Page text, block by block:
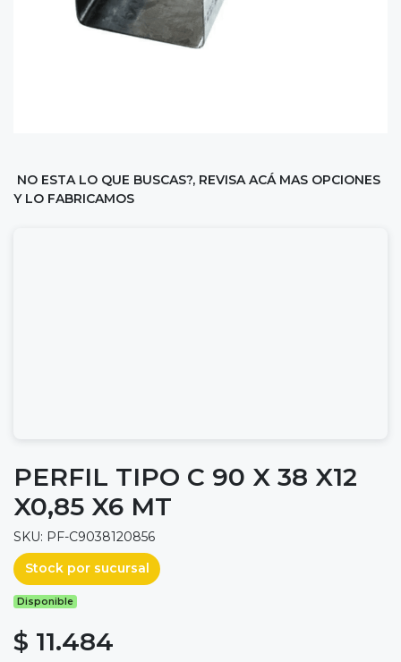
NO ESTA LO QUE BUSCAS?, REVISA ACÁ MAS OPCIONES
Y LO FABRICAMOS
PERFIL TIPO C 90 X 38 X12
X0,85 X6 MT
SKU: PF-C9038120856
Stock por sucursal
Disponible
$ 11.484